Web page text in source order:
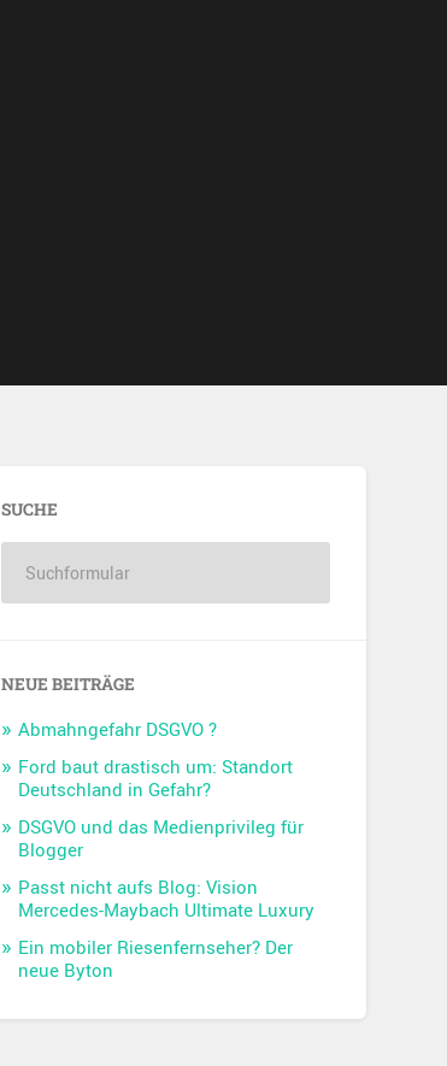
SUCHE
NEUE BEITRÄGE
Abmahngefahr DSGVO ?
Ford baut drastisch um: Standort
Deutschland in Gefahr?
DSGVO und das Medienprivileg für
Blogger
Passt nicht aufs Blog: Vision
Mercedes-Maybach Ultimate Luxury
Ein mobiler Riesenfernseher? Der
neue Byton